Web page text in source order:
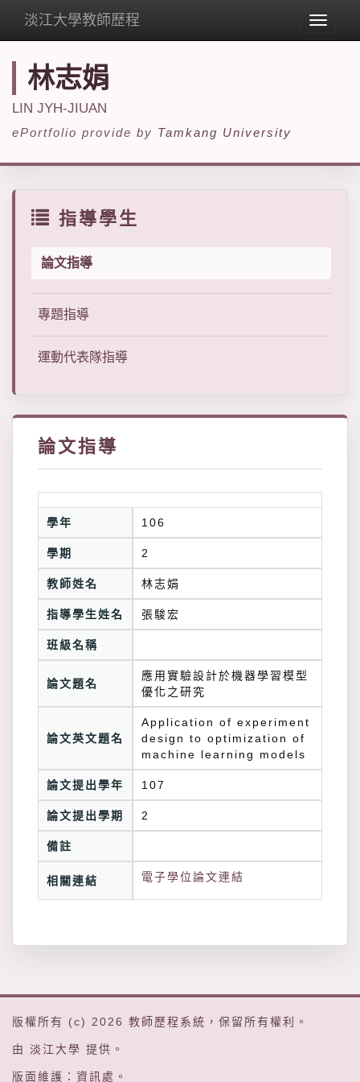
Toggle
淡江大學教師歷程
林志娟
LIN JYH-JIUAN
ePortfolio provide by Tamkang University
指導學生
論文指導
專題指導
運動代表隊指導
論文指導
學年 106
學期 2
教師姓名 林志娟
指導學生姓名 張駿宏
班級名稱
論文題名
應用實驗設計於機器學習模型
優化之研究
論文英文題名
Application of experiment
design to optimization of
machine learning models
論文提出學年 107
論文提出學期 2
備註
相關連結 電子學位論文連結
版權所有 (c) 2026 教師歷程系統 ，保留所有權利。
由 淡江大學 提供。
版面維護： 資訊處 。